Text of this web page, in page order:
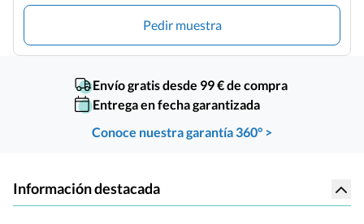
Pedir muestra
Envío gratis desde 99 € de compra
Entrega en fecha garantizada
Conoce nuestra garantía 360° >
Información destacada